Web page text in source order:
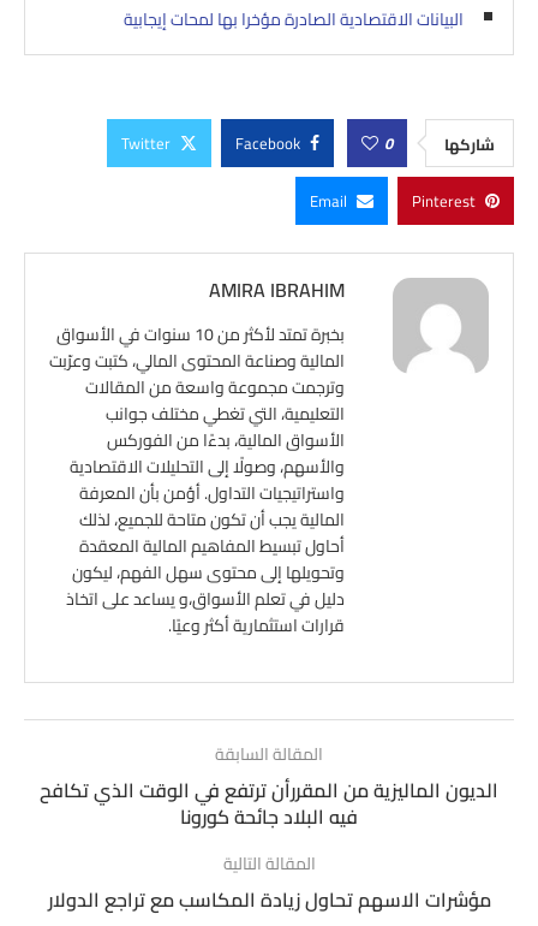
البيانات الاقتصادية الصادرة مؤخرا بها لمحات إيجابية
شاركها 0
Facebook
Twitter
Pinterest
Email
AMIRA IBRAHIM
بخبرة تمتد لأكثر من 10 سنوات في الأسواق
المالية وصناعة المحتوى المالي، كتبت وعرّبت
وترجمت مجموعة واسعة من المقالات
التعليمية، التي تغطي مختلف جوانب
الأسواق المالية، بدءًا من الفوركس
والأسهم، وصولًا إلى التحليلات الاقتصادية
واستراتيجيات التداول. أؤمن بأن المعرفة
المالية يجب أن تكون متاحة للجميع، لذلك
أحاول تبسيط المفاهيم المالية المعقدة
وتحويلها إلى محتوى سهل الفهم، ليكون
دليل في تعلم الأسواق،و يساعد على اتخاذ
قرارات استثمارية أكثر وعيًا.
المقالة السابقة
الديون الماليزية من المقررأن ترتفع في الوقت الذي تكافح
فيه البلاد جائحة كورونا
المقالة التالية
مؤشرات الاسهم تحاول زيادة المكاسب مع تراجع الدولار